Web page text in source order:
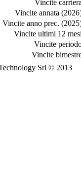
Vincite
Vincite annata
Vincite anno prec.
Vincite ultimi 12
Vincite
Vincite
Srl © 2013